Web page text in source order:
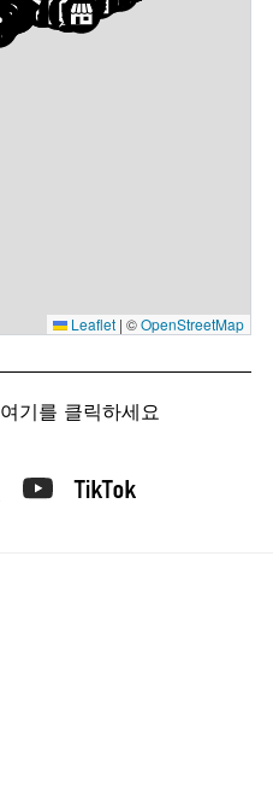
Leaflet | ©OpenStreetMap
여기를 클릭하세요